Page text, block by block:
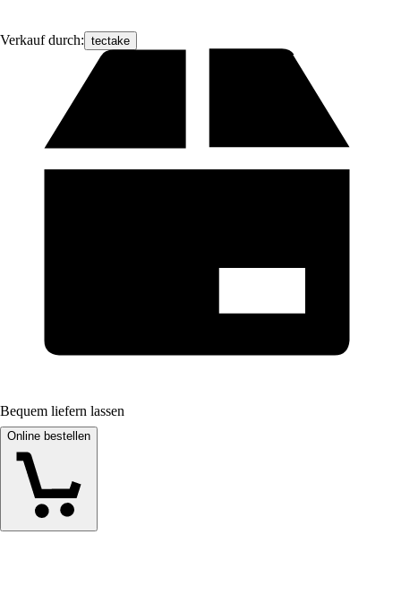
Verkauf durch: tectake
Bequem liefern lassen
Online bestellen